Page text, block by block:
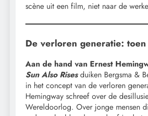
scène uit een film, niet naar de
De verloren generatie:
Aan de hand van Ernest
Sun Also Risesduiken Bergsma &
in het concept van de verloren
Hemingway schreef over de
Wereldoorlog. Over jonge mensen